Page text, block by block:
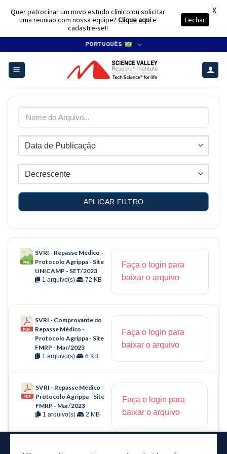
content
PORTUGUÊS
APLICAR FILTRO
SVRI - Repasse Médico -
Protocolo Agrippa - Site
UNICAMP - SET/2023
1 arquivo(s) 72 KB
Faça o login para
baixar o arquivo
SVRI - Comprovante do
Repasse Médico -
Protocolo Agrippa - Site
FMRP - Mar/2023
1 arquivo(s) 6 KB
Faça o login para
baixar o arquivo
SVRI - Repasse Médico -
Protocolo Agrippa - Site
FMRP - Mar/2023
1 arquivo(s) 2 MB
Faça o login para
baixar o arquivo
Quer patrocinar um novo estudo clínico ou solicitar
uma reunião com nossa equipe? Clique aquie
cadastre-se!!
Fechar
X